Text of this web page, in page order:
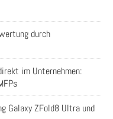
durch
im Unternehmen:
Galaxy ZFold8 Ultra und